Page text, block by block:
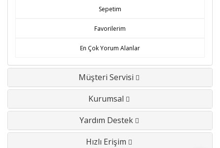
Sepetim
Favorilerim
En Çok Yorum Alanlar
Müşteri Servisi
Kurumsal
Yardım Destek
Hızlı Erişim